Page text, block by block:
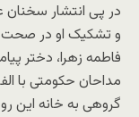
در پی انتشار سخنان
و تشکیک او در
فاطمه زهرا، دختر
مداحان حکومتی با
گروهی به خانه این